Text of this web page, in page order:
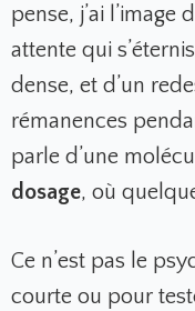
pense, j’ai l’image
attente qui
dense, et d’un
rémanences
parle d’une
dosage, où
Ce n’est pas le
courte ou pour